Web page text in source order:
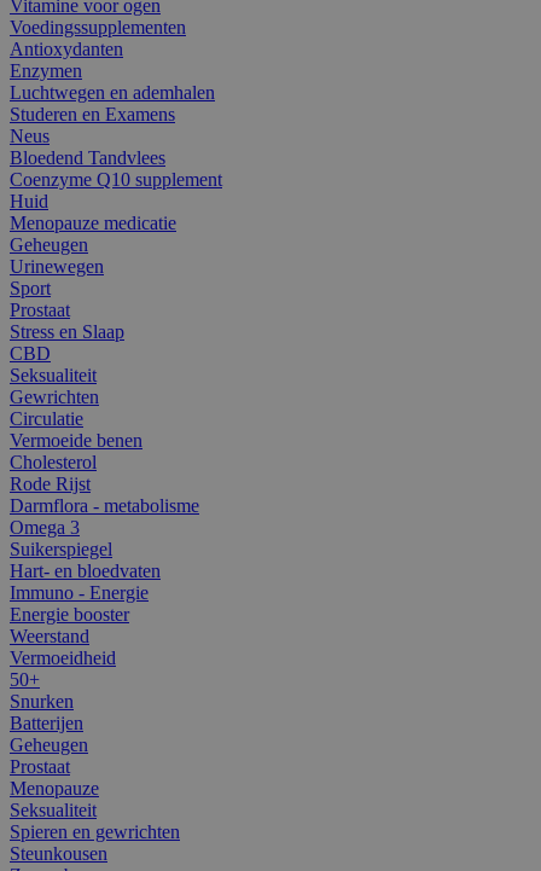
Vitamine voor ogen
Voedingssupplementen
Antioxydanten
Enzymen
Luchtwegen en ademhalen
Studeren en Examens
Neus
Bloedend Tandvlees
Coenzyme Q10 supplement
Huid
Menopauze medicatie
Geheugen
Urinewegen
Sport
Prostaat
Stress en Slaap
CBD
Seksualiteit
Gewrichten
Circulatie
Vermoeide benen
Cholesterol
Rode Rijst
Darmflora - metabolisme
Omega 3
Suikerspiegel
Hart- en bloedvaten
Immuno - Energie
Energie booster
Weerstand
Vermoeidheid
50+
Snurken
Batterijen
Geheugen
Prostaat
Menopauze
Seksualiteit
Spieren en gewrichten
Steunkousen